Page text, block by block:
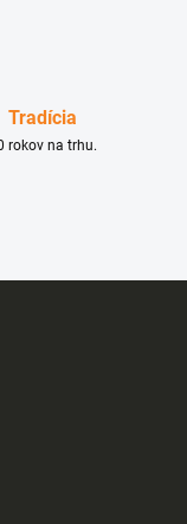
Tradícia
rokov na trhu.